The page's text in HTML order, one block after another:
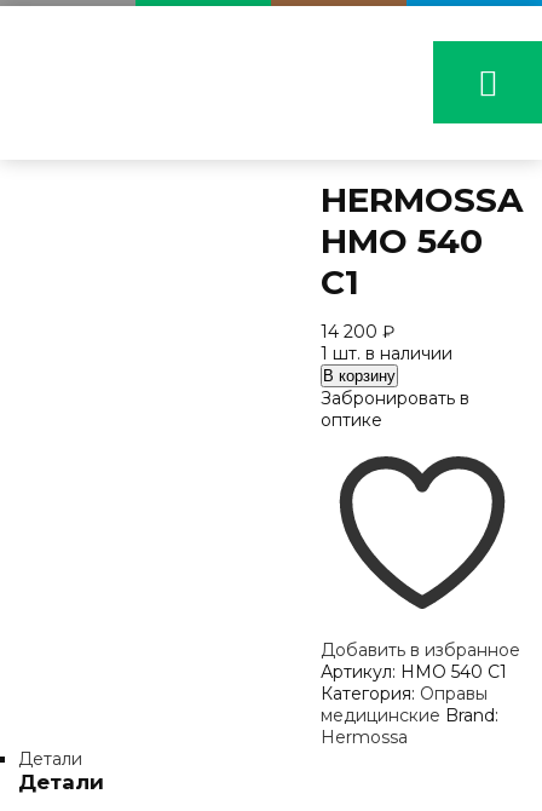
HERMOSSA
HMO 540
C1
14 200 ₽
1 шт. в наличии
Количество
HERMOSSA
HMO
В корзину
Забронировать в
оптике
Добавить в избранное
Артикул: HMO 540 C1
Категория: Оправы
медицинские Brand:
Hermossa
Детали
Детали